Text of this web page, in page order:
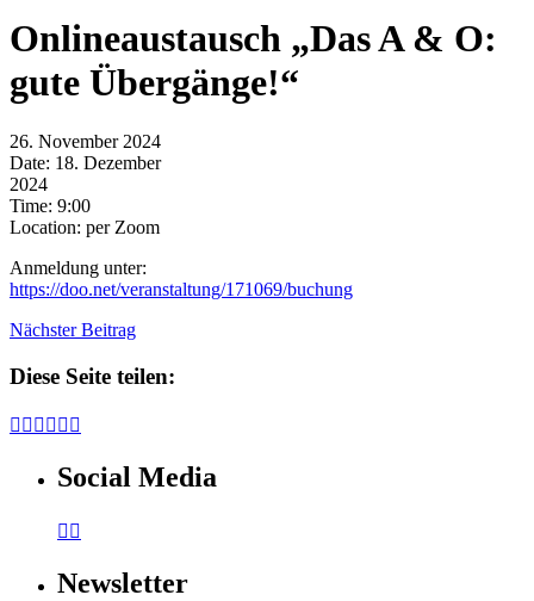
Onlineaustausch „Das A & O:
gute Übergänge!“
26. November 2024
Date: 18. Dezember
2024
Time: 9:00
Location: per Zoom
Anmeldung unter:
https://doo.net/veranstaltung/171069/buchung
Nächster Beitrag
Diese Seite teilen:
     
Social Media
 
Newsletter